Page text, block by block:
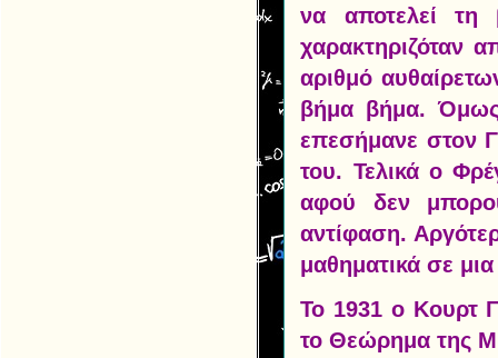
να αποτελεί
χαρακτηριζόταν
αριθμό
βήμα βήμα. Όμως
επεσήμανε στον
του. Τελικά ο
αφού δεν
αντίφαση.
μαθηματικά σε
Το 1931 ο Κουρτ
το Θεώρημα της